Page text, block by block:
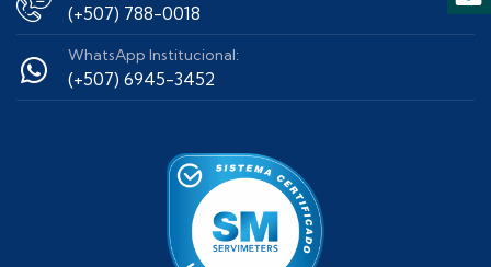
(+507) 788-0018
WhatsApp Institucional:
(+507) 6945-3452